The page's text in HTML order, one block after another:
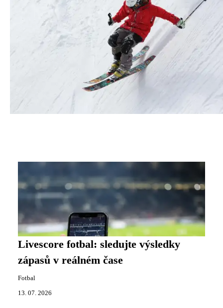
Livescore fotbal: sledujte výsledky
zápasů v reálném čase
Fotbal
13. 07. 2026